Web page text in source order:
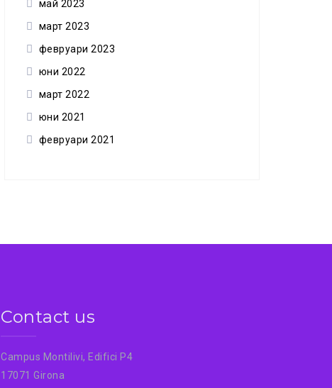
май 2023
март 2023
февруари 2023
юни 2022
март 2022
юни 2021
февруари 2021
Contact us
Campus Montilivi, Edifici P4
17071 Girona